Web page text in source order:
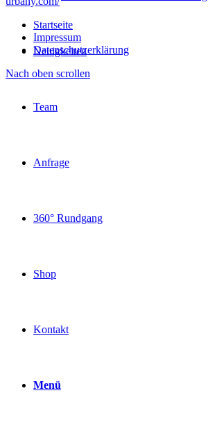
Neuigkeiten
Team
Anfrage
360° Rundgang
Shop
Kontakt
Menü
Startseite
Impressum
Datenschutzerklärung
Nach oben scrollen